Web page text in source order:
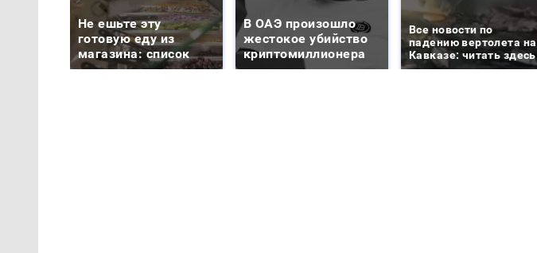
Не ешьте эту
готовую еду из
магазина: список
В ОАЭ произошло
жестокое убийство
криптомиллионера
Все новости по
падению вертолета на
Кавказе: читать здесь